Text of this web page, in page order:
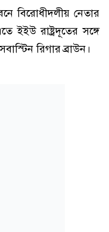
বিরোধীদলীয় নেতার
ইইউ রাষ্ট্রদূতের সঙ্গে
রিগার ব্রাউন।